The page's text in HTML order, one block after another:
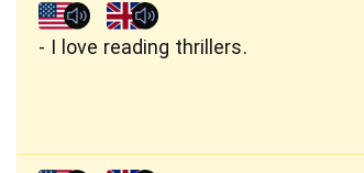
I love reading thrillers.